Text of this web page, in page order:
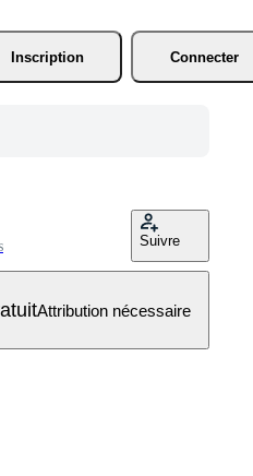
Inscription
Connecter
Suivre
Attribution nécessaire